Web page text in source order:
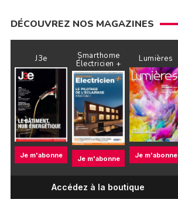
DÉCOUVREZ NOS MAGAZINES
J3e
Je m'abonne
Smarthome
Électricien +
Je m'abonne
Lumières
Je m'abonne
Accédez à la boutique